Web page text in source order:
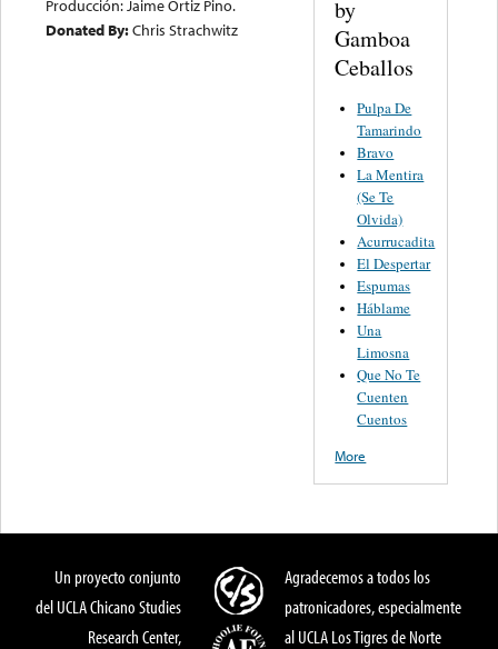
Producción: Jaime Ortiz Pino.
Donated By:Chris Strachwitz
by
Gamboa
Ceballos
Pulpa De
Tamarindo
Bravo
La Mentira
(Se Te
Olvida)
Acurrucadita
El Despertar
Espumas
Háblame
Una
Limosna
Que No Te
Cuenten
Cuentos
More
Un proyecto conjunto
del UCLA Chicano Studies
Research Center,
Agradecemos a todos los
patronicadores, especialmente
al UCLA Los Tigres de Norte